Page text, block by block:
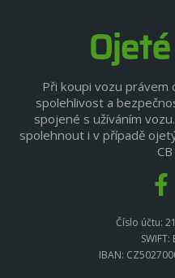
Při koupi vozu právem
spolehlivost a
spojené s užíváním
spolehnout i v případě
Číslo účtu:
SWIFT:
IBAN: